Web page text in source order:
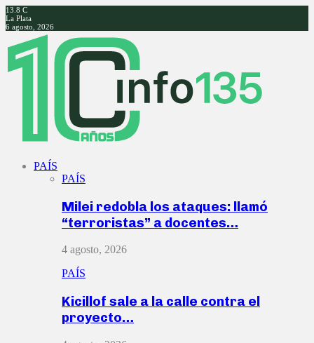
13.8 C
La Plata
6 agosto, 2026
Facebook
Twitter
Instagram
Youtube
PAÍS
PAÍS
Milei redobla los ataques: llamó
“terroristas” a docentes…
4 agosto, 2026
PAÍS
Kicillof sale a la calle contra el
proyecto…